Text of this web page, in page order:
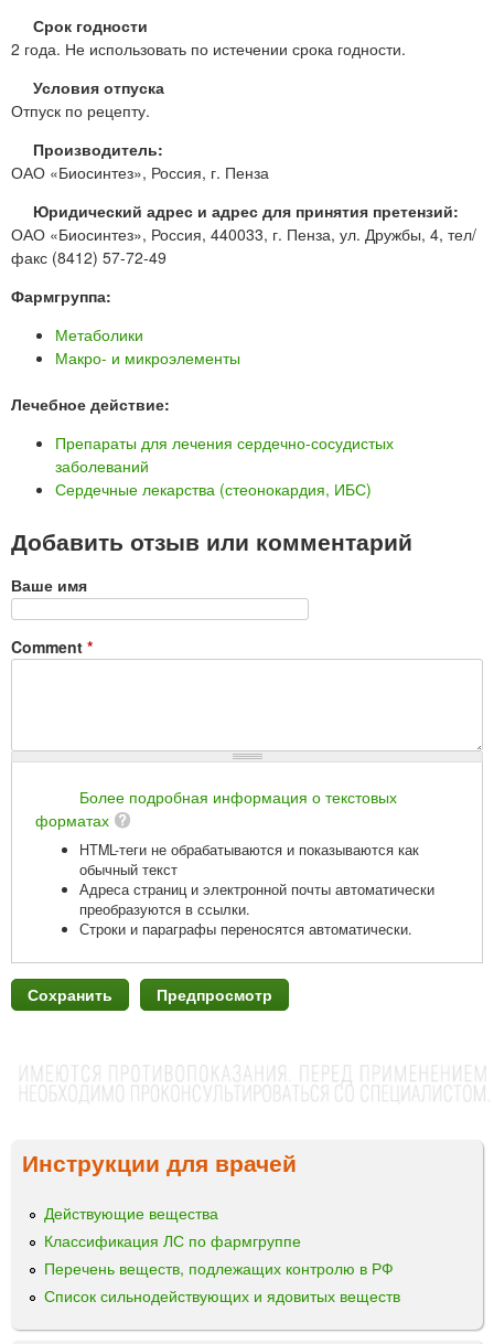
Срок годности
2 года. Не использовать по истечении срока годности.
Условия отпуска
Отпуск по рецепту.
Производитель:
ОАО «Биосинтез», Россия, г. Пенза
Юридический адрес и адрес для принятия претензий:
ОАО «Биосинтез», Россия, 440033, г. Пенза, ул. Дружбы, 4, тел/
факс (8412) 57-72-49
Фармгруппа:
Метаболики
Макро- и микроэлементы
Лечебное действие:
Препараты для лечения сердечно-сосудистых
заболеваний
Сердечные лекарства (стеонокардия, ИБС)
Добавить отзыв или комментарий
Ваше имя
Comment *
Более подробная информация о текстовых
форматах
HTML-теги не обрабатываются и показываются как
обычный текст
Адреса страниц и электронной почты автоматически
преобразуются в ссылки.
Строки и параграфы переносятся автоматически.
Инструкции для врачей
Действующие вещества
Классификация ЛС по фармгруппе
Перечень веществ, подлежащих контролю в РФ
Список сильнодействующих и ядовитых веществ